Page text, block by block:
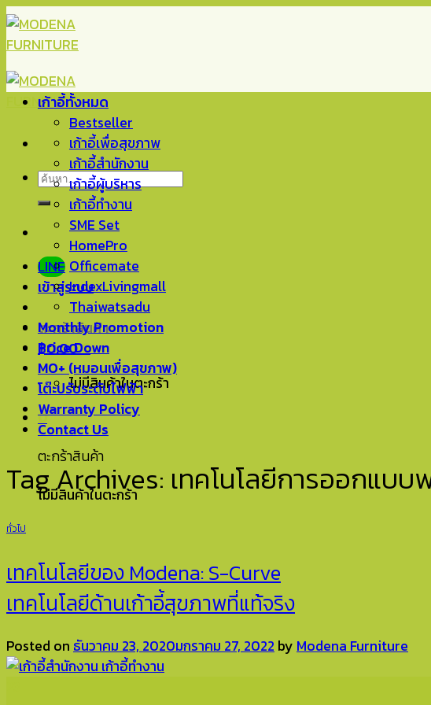
Skip
to
content
ค้นหา:
LINE
เข้าสู่ระบบ
ตะกร้าสินค้า
฿0.000
ไม่มีสินค้าในตะกร้า
0
ตะกร้าสินค้า
ไม่มีสินค้าในตะกร้า
เก้าอี้ทั้งหมด
Bestseller
เก้าอี้เพื่อสุขภาพ
เก้าอี้สำนักงาน
เก้าอี้ผู้บริหาร
เก้าอี้ทำงาน
SME Set
HomePro
Officemate
IndexLivingmall
Thaiwatsadu
Monthly Promotion
Price Down
MO+ (หมอนเพื่อสุขภาพ)
โต๊ะปรับระดับไฟฟ้า
Warranty Policy
Contact Us
Tag Archives: เทคโนโลยีการออกแบ
ทั่วไป
เทคโนโลยีของ Modena: S-Curve
เทคโนโลยีด้านเก้าอี้สุขภาพที่แท้จริง
Posted on ธันวาคม 23, 2020มกราคม 27, 2022 by Modena Furniture